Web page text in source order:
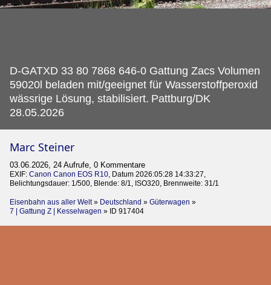
D-GATXD 33 80 7868 646-0 Gattung Zacs Volumen
59020l beladen mit/geeignet für Wasserstoffperoxid
wässrige Lösung, stabilisiert. Pattburg/DK
28.05.2026
Marc Steiner
03.06.2026, 24 Aufrufe, 0 Kommentare
EXIF: Canon Canon EOS R10, Datum 2026:05:28 14:33:27,
Belichtungsdauer: 1/500, Blende: 8/1, ISO320, Brennweite: 31/1
Eisenbahn aus aller Welt» Deutschland » Güterwagen »
7 | Gattung Z | Kesselwagen » ID 917404